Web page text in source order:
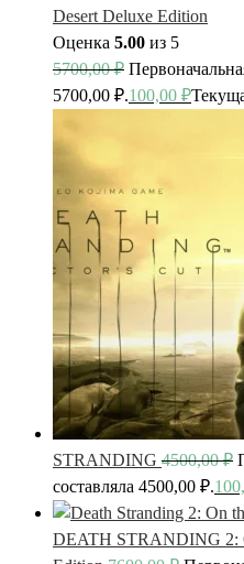
Desert Deluxe Edition
Оценка 5.00 из 5
5700,00₽
5700,00 ₽.100,00 ₽
STRANDING 4500,00₽
составляла 4500,00 ₽.
DEATH STRANDING 2: